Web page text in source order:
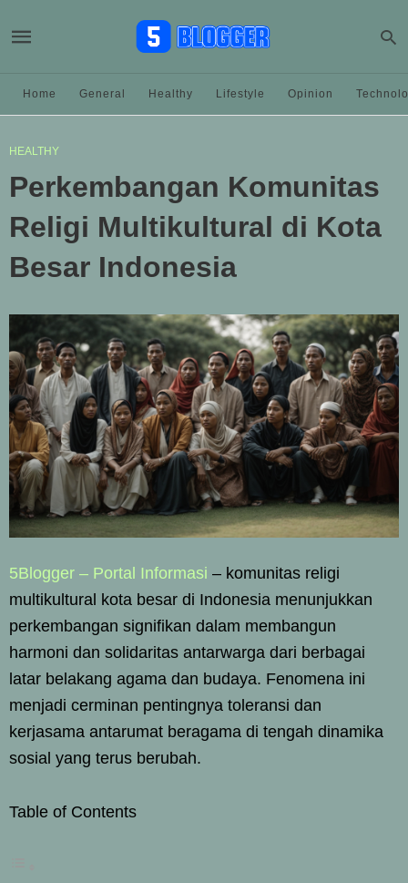
Home General Healthy Lifestyle Opinion
HEALTHY
Perkembangan Komunitas
Religi Multikultural di Kota
Besar Indonesia
5Blogger – Portal Informasi – komunitas religi
multikultural kota besar di Indonesia menunjukkan
perkembangan signifikan dalam membangun
harmoni dan solidaritas antarwarga dari berbagai
latar belakang agama dan budaya. Fenomena ini
menjadi cerminan pentingnya toleransi dan
kerjasama antarumat beragama di tengah dinamika
sosial yang terus berubah.
Table of Contents